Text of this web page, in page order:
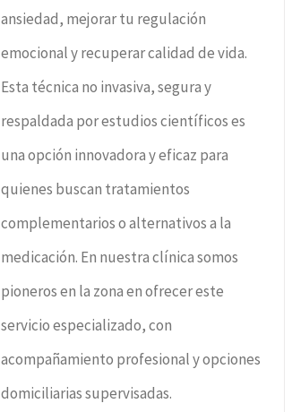
ansiedad, mejorar tu regulación
emocional y recuperar calidad de vida.
Esta técnica no invasiva, segura y
respaldada por estudios científicos es
una opción innovadora y eficaz para
quienes buscan tratamientos
complementarios o alternativos a la
medicación. En nuestra clínica somos
pioneros en la zona en ofrecer este
servicio especializado, con
acompañamiento profesional y opciones
domiciliarias supervisadas.